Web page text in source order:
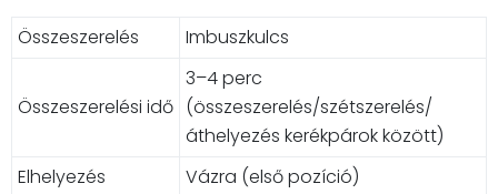
Összeszerelés Imbuszkulcs
Összeszerelési idő
3–4 perc
(összeszerelés/szétszerelés/
áthelyezés kerékpárok között)
Elhelyezés
Vázra (első pozíció)